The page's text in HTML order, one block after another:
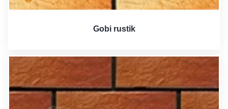
Gobi rustik